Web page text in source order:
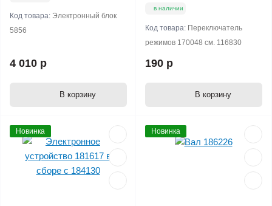
Код товара: Электронный блок
5856
4 010 р
В корзину
в наличии
Код товара: Переключатель
режимов 170048 см. 116830
190 р
В корзину
Новинка Новинка